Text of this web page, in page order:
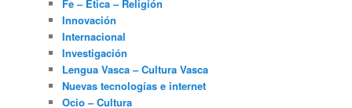
Fe – Ética – Religión
Innovación
Internacional
Investigación
Lengua Vasca – Cultura Vasca
Nuevas tecnologías e internet
Ocio – Cultura